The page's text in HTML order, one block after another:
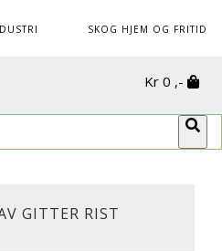
SKOG HJEM OG FRITID
Kr 0 ,-
GITTER RIST